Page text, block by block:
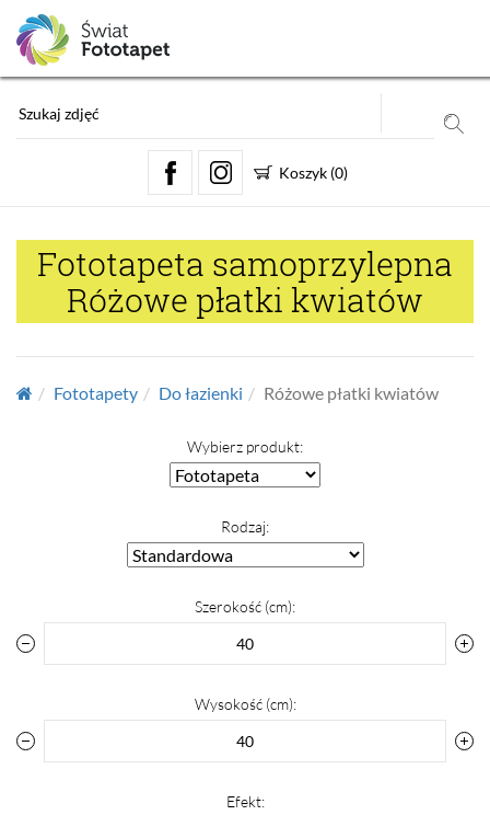
Koszyk (0)
Fototapeta samoprzylepna
Różowe płatki kwiatów
Fototapety Do łazienki Różowe płatki kwiatów
Wybierz produkt:
Rodzaj:
Szerokość (cm):
Wysokość (cm):
Efekt: